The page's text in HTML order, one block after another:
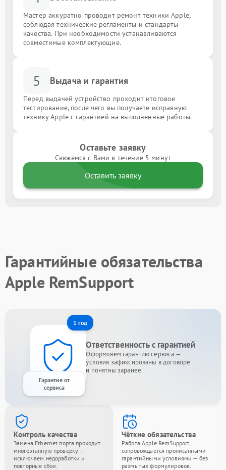
Мастер аккуратно проводит ремонт техники Apple,
соблюдая технические регламенты и стандарты
качества. При необходимости устанавливаются
совместимые комплектующие.
5 Выдача и гарантия
Перед выдачей устройство проходит итоговое
тестирование, после чего вы получаете исправную
технику Apple с гарантией на выполненные работы.
Оставьте заявку
Свяжемся с Вами в течение 5 минут
Оставить заявку
Гарантийные обязательства
Apple RemSupport
1 год
Гарантия от
сервиса
Ответственность с гарантией
Оформляем гарантию сервиса —
условия зафиксированы в договоре
и понятны заранее.
Контроль качества
Замена Ethernet порта проходит
многоэтапную проверку —
исключаем недоработки и
повторные сбои.
Чёткие обязательства
Работа Apple RemSupport
сопровождается прописанными
гарантийными условиями — без
размытых формулировок.